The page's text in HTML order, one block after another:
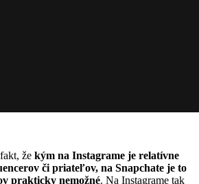
že kým na Instagrame je relatívne
či priateľov, na Snapchate je to
prakticky nemožné. Na Instagrame tak